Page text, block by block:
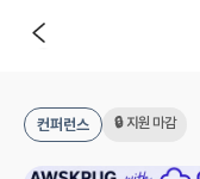
컨퍼런스 🔒 지원 마감